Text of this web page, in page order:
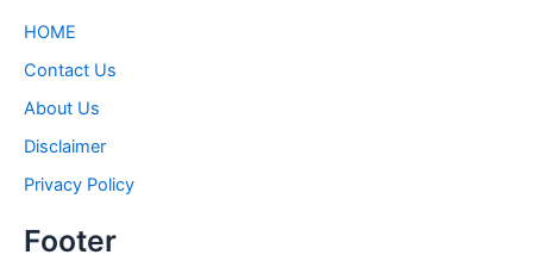
HOME
Contact Us
About Us
Disclaimer
Privacy Policy
Footer